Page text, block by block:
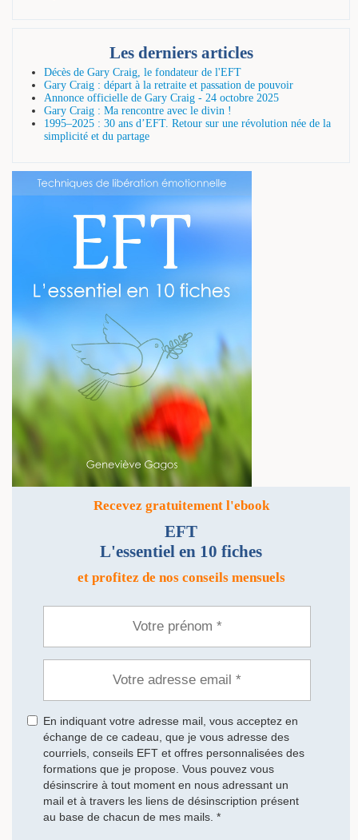
Les derniers articles
Décès de Gary Craig, le fondateur de l'EFT
Gary Craig : départ à la retraite et passation de pouvoir
Annonce officielle de Gary Craig - 24 octobre 2025
Gary Craig : Ma rencontre avec le divin !
1995–2025 : 30 ans d’EFT. Retour sur une révolution née de la
simplicité et du partage
Recevez gratuitement l'ebook
EFT
L'essentiel en 10 fiches
et profitez de nos conseils mensuels
En indiquant votre adresse mail, vous acceptez en
échange de ce cadeau, que je vous adresse des
courriels, conseils EFT et offres personnalisées des
formations que je propose. Vous pouvez vous
désinscrire à tout moment en nous adressant un
mail et à travers les liens de désinscription présent
au base de chacun de mes mails. *